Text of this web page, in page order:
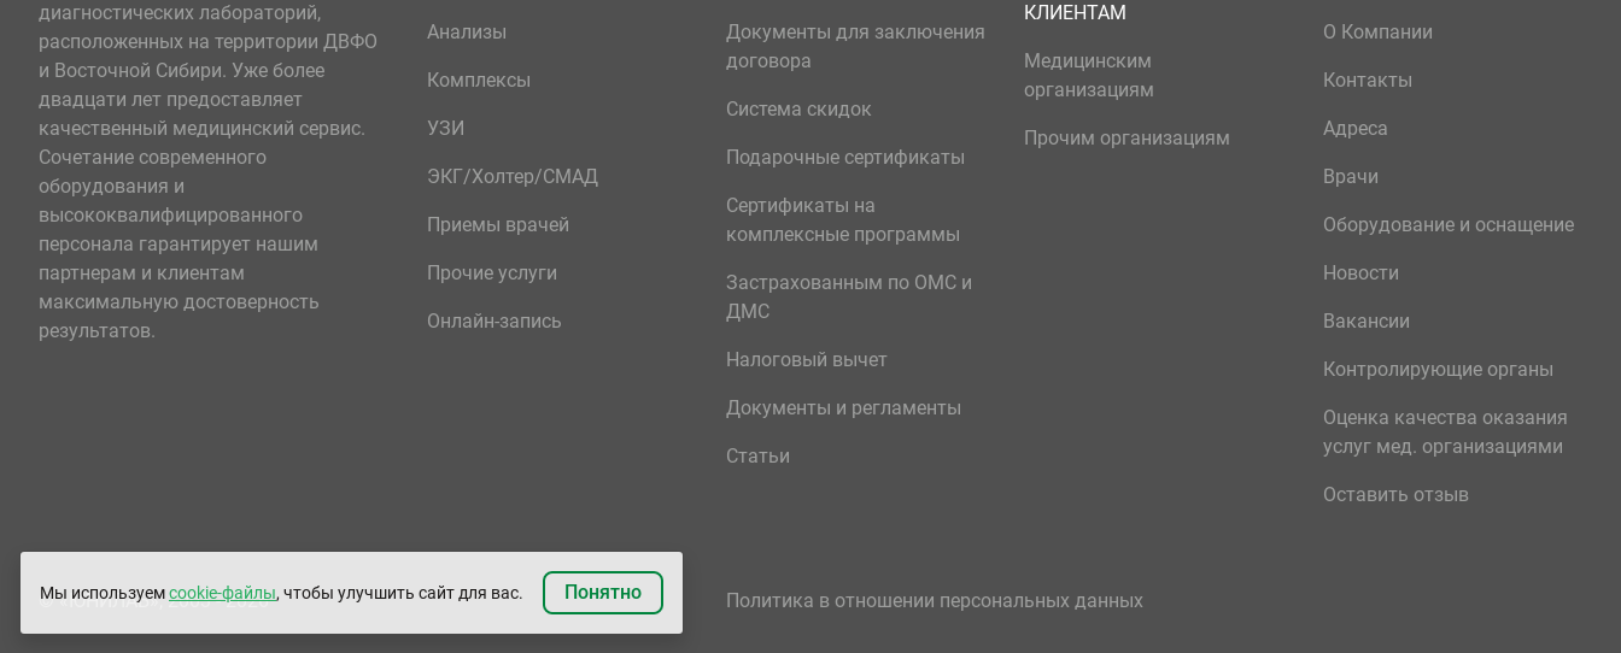
диагностических лабораторий,
расположенных на территории ДВФО
и Восточной Сибири. Уже более
двадцати лет предоставляет
качественный медицинский сервис.
Сочетание современного
оборудования и
высококвалифицированного
персонала гарантирует нашим
партнерам и клиентам
максимальную достоверность
результатов.
Анализы
Комплексы
УЗИ
ЭКГ/Холтер/СМАД
Приемы врачей
Прочие услуги
Онлайн-запись
Документы для заключения
договора
Система скидок
Подарочные сертификаты
Сертификаты на
комплексные программы
Застрахованным по ОМС и
ДМС
Налоговый вычет
Документы и регламенты
Статьи
КЛИЕНТАМ
Медицинским
организациям
Прочим организациям
О Компании
Контакты
Адреса
Врачи
Оборудование и оснащение
Новости
Вакансии
Контролирующие органы
Оценка качества оказания
услуг мед. организациями
Оставить отзыв
© «ЮНИЛАБ», 2003 - 2026 Политика в отношении персональных данных
Мы используемcookie-файлы, чтобы улучшить сайт для вас. Понятно